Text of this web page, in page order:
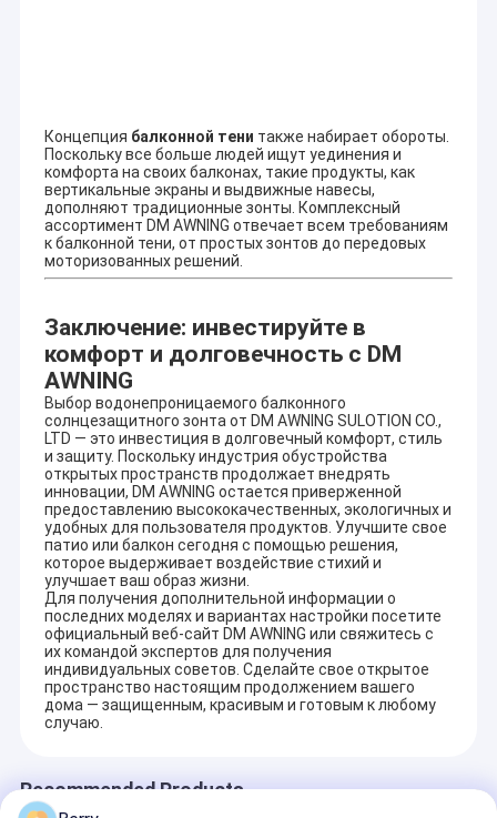
Концепция балконной тени также набирает обороты.
Поскольку все больше людей ищут уединения и
комфорта на своих балконах, такие продукты, как
вертикальные экраны и выдвижные навесы,
дополняют традиционные зонты. Комплексный
ассортимент DM AWNING отвечает всем требованиям
к балконной тени, от простых зонтов до передовых
моторизованных решений.
Заключение: инвестируйте в
комфорт и долговечность с DM
AWNING
Выбор водонепроницаемого балконного
солнцезащитного зонта от DM AWNING SULOTION CO.,
LTD — это инвестиция в долговечный комфорт, стиль
и защиту. Поскольку индустрия обустройства
открытых пространств продолжает внедрять
инновации, DM AWNING остается приверженной
предоставлению высококачественных, экологичных и
удобных для пользователя продуктов. Улучшите свое
патио или балкон сегодня с помощью решения,
которое выдерживает воздействие стихий и
улучшает ваш образ жизни.
Для получения дополнительной информации о
последних моделях и вариантах настройки посетите
официальный веб-сайт DM AWNING или свяжитесь с
их командой экспертов для получения
индивидуальных советов. Сделайте свое открытое
пространство настоящим продолжением вашего
дома — защищенным, красивым и готовым к любому
случаю.
Recommended Products
Более подробная информация о проектах и фотографиях
приведена на нашем сайте www.dmsunshade.com.